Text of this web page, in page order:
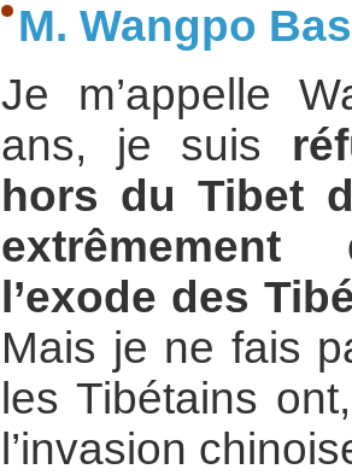
M. Wangpo
Je m’appelle
ans, je suis
hors du Tibet
extrêmement
l’exode des
Mais je ne fais
les Tibétains
l’invasion